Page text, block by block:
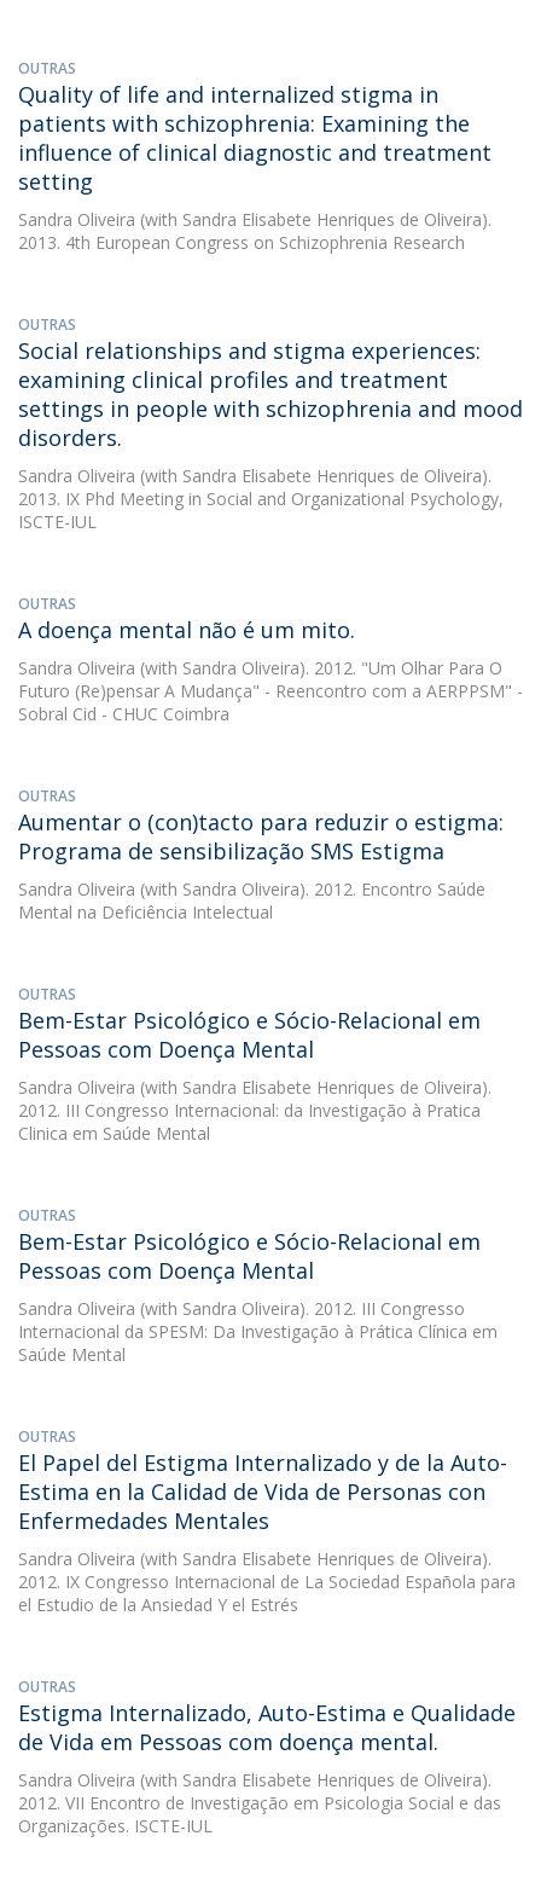
OUTRAS
Quality of life and internalized stigma in
patients with schizophrenia: Examining the
influence of clinical diagnostic and treatment
setting
Sandra Oliveira (with Sandra Elisabete Henriques de Oliveira).
2013. 4th European Congress on Schizophrenia Research
OUTRAS
Social relationships and stigma experiences:
examining clinical profiles and treatment
settings in people with schizophrenia and mood
disorders.
Sandra Oliveira (with Sandra Elisabete Henriques de Oliveira).
2013. IX Phd Meeting in Social and Organizational Psychology,
ISCTE-IUL
OUTRAS
A doença mental não é um mito.
Sandra Oliveira (with Sandra Oliveira). 2012. "Um Olhar Para O
Futuro (Re)pensar A Mudança" - Reencontro com a AERPPSM" -
Sobral Cid - CHUC Coimbra
OUTRAS
Aumentar o (con)tacto para reduzir o estigma:
Programa de sensibilização SMS Estigma
Sandra Oliveira (with Sandra Oliveira). 2012. Encontro Saúde
Mental na Deficiência Intelectual
OUTRAS
Bem-Estar Psicológico e Sócio-Relacional em
Pessoas com Doença Mental
Sandra Oliveira (with Sandra Elisabete Henriques de Oliveira).
2012. III Congresso Internacional: da Investigação à Pratica
Clinica em Saúde Mental
OUTRAS
Bem-Estar Psicológico e Sócio-Relacional em
Pessoas com Doença Mental
Sandra Oliveira (with Sandra Oliveira). 2012. III Congresso
Internacional da SPESM: Da Investigação à Prática Clínica em
Saúde Mental
OUTRAS
El Papel del Estigma Internalizado y de la Auto-
Estima en la Calidad de Vida de Personas con
Enfermedades Mentales
Sandra Oliveira (with Sandra Elisabete Henriques de Oliveira).
2012. IX Congresso Internacional de La Sociedad Española para
el Estudio de la Ansiedad Y el Estrés
OUTRAS
Estigma Internalizado, Auto-Estima e Qualidade
de Vida em Pessoas com doença mental.
Sandra Oliveira (with Sandra Elisabete Henriques de Oliveira).
2012. VII Encontro de Investigação em Psicologia Social e das
Organizações. ISCTE-IUL